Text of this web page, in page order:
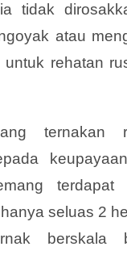
tidak
atau
rehatan
ternakan
seluas 2
berskala